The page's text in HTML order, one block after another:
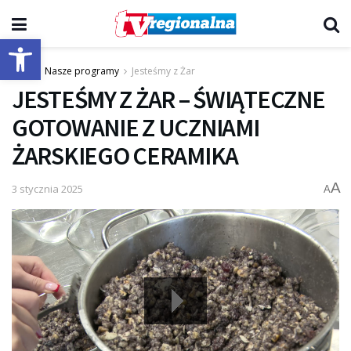
Otwórz pasek narzędzi
Start Nasze programy Jesteśmy z Żar
JESTEŚMY Z ŻAR – ŚWIĄTECZNE
GOTOWANIE Z UCZNIAMI
ŻARSKIEGO CERAMIKA
3 stycznia 2025 AA